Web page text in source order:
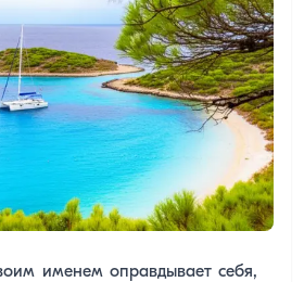
именем оправдывает себя,